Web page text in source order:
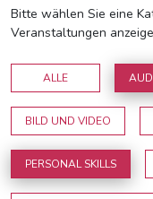
Bitte wählen Sie eine
Veranstaltungen
ALLE
BILD UND VIDEO
PERSONAL SKILLS